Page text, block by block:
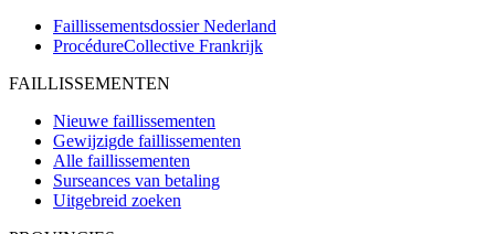
Faillissementsdossier Nederland
ProcédureCollective Frankrijk
FAILLISSEMENTEN
Nieuwe faillissementen
Gewijzigde faillissementen
Alle faillissementen
Surseances van betaling
Uitgebreid zoeken